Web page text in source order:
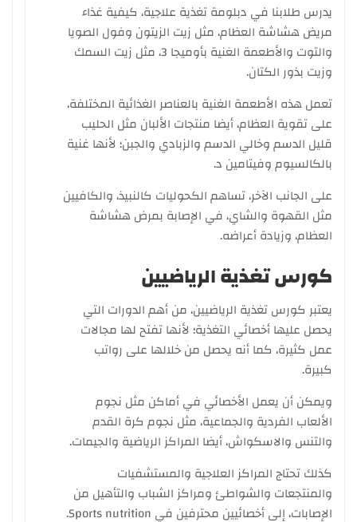
يدرس طلابنا في دبلومة تغذية علاجية، كيفية غذاء
مريض هشاشة العظام، مثل زيت الزيتون وفول الصويا
والتوت والأطعمة الغنية بأوميجا 3، مثل زيت السمك
وزيت بذور الكتان.
تعمل هذه الأطعمة الغنية بالعناصر الغذائية المختلفة،
على تقوية العظام، أيضا منتجات الألبان مثل الحليب
قليل الدسم وخالي الدسم والزبادي والجبن؛ لأنها غنية
بالكالسيوم وفيتامين د.
على الجانب الآخر، تساهم الكحوليات كالنبيذ، والكافيين
مثل القهوة والشاي، في الإصابة بمرض هشاشة
العظام، وزيادة أعراضه.
كورس تغذية الرياضيين
يعتبر كورس تغذية الرياضيين، من أهم الدورات التي
يحصل عليها أخصائي التغذية؛ لأنها تفتح لها مجالات
عمل كثيرة، كما أنه يحصل من خلالها على رواتب
كبيرة.
ويمكن أن يعمل الأخصائي في أماكن مثل نجوم
الألعاب الفردية والجماعية، مثل نجوم كرة القدم
والتنس والاسكواش، أيضا المراكز الرياضية والجيمات.
كذلك تحتاج المراكز العلاجية والمستشفيات
والمنتجعات والشواطئ ومراكز الشباب والتأهيل من
الإصابات، إلى أخصائيين محترفين في Sports nutrition.